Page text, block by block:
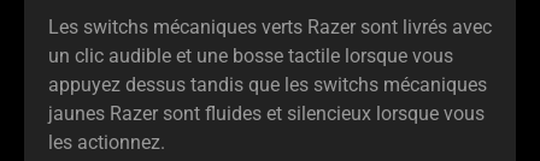
Les switchs mécaniques verts Razer sont livrés avec
un clic audible et une bosse tactile lorsque vous
appuyez dessus tandis que les switchs mécaniques
jaunes Razer sont fluides et silencieux lorsque vous
les actionnez.